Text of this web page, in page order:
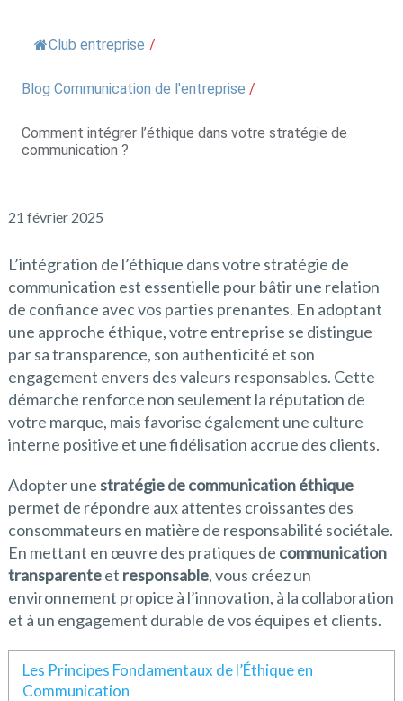
Club entreprise /
Blog Communication de l'entreprise /
Comment intégrer l’éthique dans votre stratégie de
communication ?
21 février 2025
L’intégration de l’éthique dans votre stratégie de
communication est essentielle pour bâtir une relation
de confiance avec vos parties prenantes. En adoptant
une approche éthique, votre entreprise se distingue
par sa transparence, son authenticité et son
engagement envers des valeurs responsables. Cette
démarche renforce non seulement la réputation de
votre marque, mais favorise également une culture
interne positive et une fidélisation accrue des clients.
Adopter unestratégie de communication éthique
permet de répondre aux attentes croissantes des
consommateurs en matière de responsabilité sociétale.
En mettant en œuvre des pratiques de communication
transparenteet responsable, vous créez un
environnement propice à l’innovation, à la collaboration
et à un engagement durable de vos équipes et clients.
Les Principes Fondamentaux de l’Éthique en
Communication